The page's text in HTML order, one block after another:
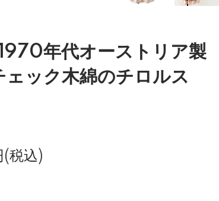
年代オーストリア製
ェック木綿のチロルス
税込)